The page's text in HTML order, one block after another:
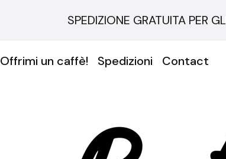
SPEDIZIONE GRATUITA PER
Offrimi un caffè! Spedizioni Contact